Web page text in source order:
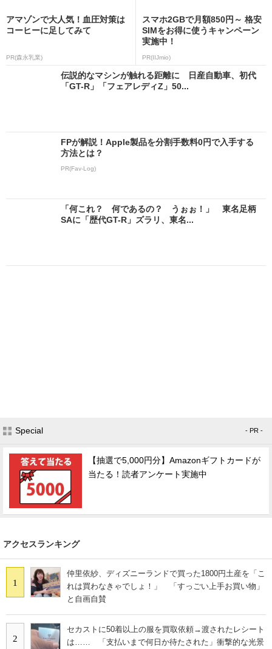
アマゾンで大人気！血圧対策は
コーヒーに足してみて
PR(森永乳業)
スマホ2GBで月額850円～ 格安
SIMをお得に使うキャンペーン
実施中！
PR(IIJmio)
伝説的なマシンが触れる距離に 日産自動車、初代
「GT-R」「フェアレディZ」50...
FPが解説！Apple製品を分割手数料0円で入手する
方法とは？
PR(Fav-Log)
「何これ？ 何であるの？ うぉぉ！」 東名足柄
SAに「歴代GT-R」ズラリ、東名...
Special - PR -
【抽選で5,000円分】Amazonギフトカードが
当たる！読者アンケート実施中
アクセスランキング
1
仲里依紗、ディズニーランドで買った1800円土産を「こ
れは買わなきゃでしょ！」 「すっごい上手お買い物」
と自画自賛
2
セカストに50着以上の服を買取依頼→渡されたレシート
は…… 「支払いまで何日か待たされた」衝撃的な光景